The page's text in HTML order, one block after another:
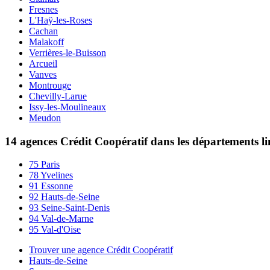
Fresnes
L'Haÿ-les-Roses
Cachan
Malakoff
Verrières-le-Buisson
Arcueil
Vanves
Montrouge
Chevilly-Larue
Issy-les-Moulineaux
Meudon
14 agences Crédit Coopératif dans les départements
75 Paris
78 Yvelines
91 Essonne
92 Hauts-de-Seine
93 Seine-Saint-Denis
94 Val-de-Marne
95 Val-d'Oise
Trouver une agence Crédit Coopératif
Hauts-de-Seine